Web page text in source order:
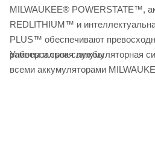
MILWAUKEE® POWERSTATE™,
REDLITHIUM™ и
PLUS™ обеспечивают
работы и срок службы
Универсальная аккумуляторная
всеми аккумуляторами